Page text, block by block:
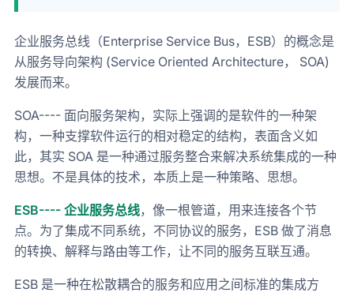
企业服务总线（Enterprise Service Bus，ESB）的概念是
从服务导向架构 (Service Oriented Architecture， SOA)
发展而来。
SOA---- 面向服务架构，实际上强调的是软件的一种架
构，一种支撑软件运行的相对稳定的结构，表面含义如
此，其实 SOA 是一种通过服务整合来解决系统集成的一种
思想。不是具体的技术，本质上是一种策略、思想。
ESB---- 企业服务总线，像一根管道，用来连接各个节
点。为了集成不同系统，不同协议的服务，ESB 做了消息
的转换、解释与路由等工作，让不同的服务互联互通。
ESB 是一种在松散耦合的服务和应用之间标准的集成方